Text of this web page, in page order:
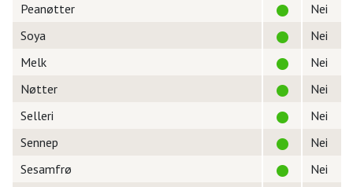
Peanøtter
Nei
Soya
Nei
Melk
Nei
Nøtter
Nei
Selleri
Nei
Sennep
Nei
Sesamfrø
Nei